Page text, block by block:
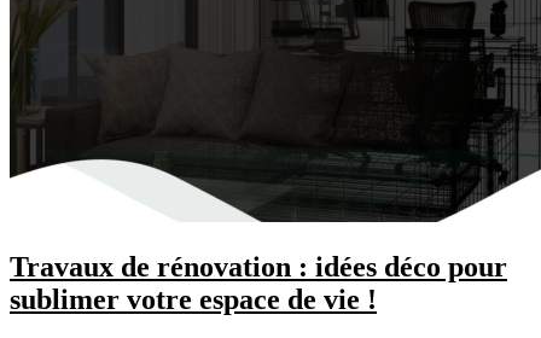
Travaux de rénovation : idées déco pour
sublimer votre espace de vie !